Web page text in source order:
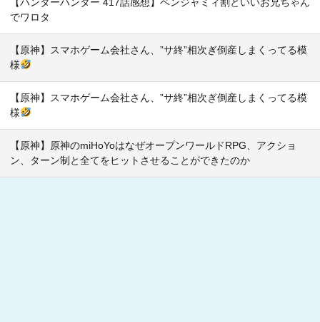
でワロタ
【原神】スマホゲーム会社さん、”サ終”相次ぎ倒産しまくってる模
様
【原神】スマホゲーム会社さん、”サ終”相次ぎ倒産しまくってる模
様
【原神】原神のmiHoYoはなぜオープンワールドRPG、アクショ
ン、ターン制と全てをヒットさせることができたのか